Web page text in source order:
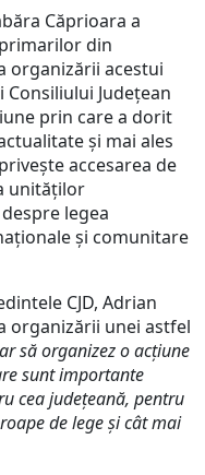
Căprioara a
din
organizării acestui
Judeţean
prin care a dorit
şi mai ales
accesarea de
unităţilor
legea
şi comunitare
CJD, Adrian
organizării unei astfel
să organizez o acţiune
sunt importante
cea judeţeană, pentru
de lege şi cât mai